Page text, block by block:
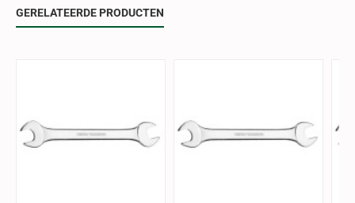
GERELATEERDE PRODUCTEN